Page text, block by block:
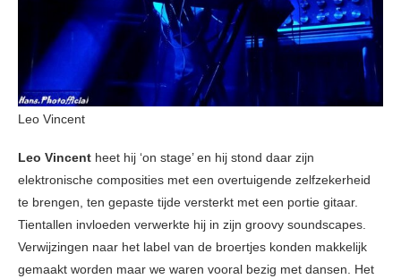
Leo Vincent
Leo Vincent heet hij ‘on stage’ en hij stond daar zijn
elektronische composities met een overtuigende zelfzekerheid
te brengen, ten gepaste tijde versterkt met een portie gitaar.
Tientallen invloeden verwerkte hij in zijn groovy soundscapes.
Verwijzingen naar het label van de broertjes konden makkelijk
gemaakt worden maar we waren vooral bezig met dansen. Het